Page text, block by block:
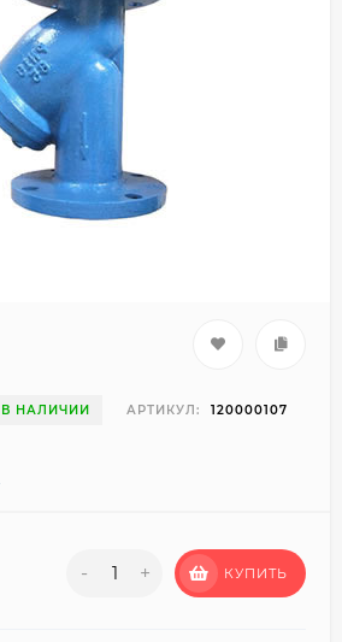
В НАЛИЧИИ АРТИКУЛ: 120000107
- + КУПИТЬ